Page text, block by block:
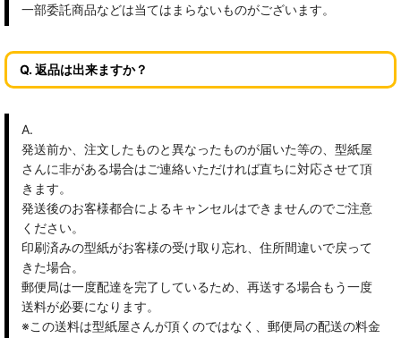
一部委託商品などは当てはまらないものがございます。
Q. 返品は出来ますか？
A.
発送前か、注文したものと異なったものが届いた等の、型紙屋
さんに非がある場合はご連絡いただければ直ちに対応させて頂
きます。
発送後のお客様都合によるキャンセルはできませんのでご注意
ください。
印刷済みの型紙がお客様の受け取り忘れ、住所間違いで戻って
きた場合。
郵便局は一度配達を完了しているため、再送する場合もう一度
送料が必要になります。
※この送料は型紙屋さんが頂くのではなく、郵便局の配送の料金